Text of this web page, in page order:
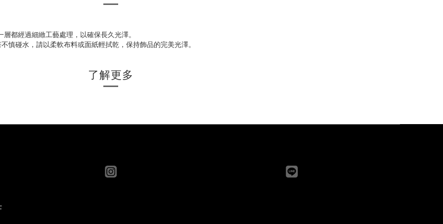
都經過細緻工藝處理，以確保長久光澤。
慎碰水，請以柔軟布料或面紙輕拭乾，保持飾品的完美光澤。
了解更多